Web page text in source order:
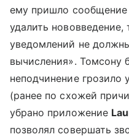
ему пришло сообщение
удалить
уведомлений не
вычисления». Томсону
неподчинение грозило
(ранее по схожей
убрано приложение
позволял совершать